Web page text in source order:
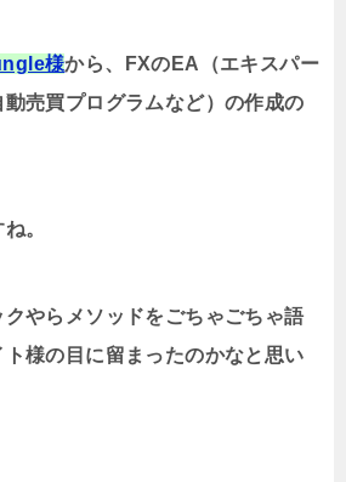
様から、FXのEA（エキスパー
動売買プログラムなど）の作成の
。
やらメソッドをごちゃごちゃ語
様の目に留まったのかなと思い